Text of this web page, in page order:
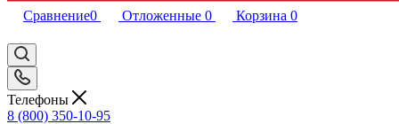
Сравнение0 Отложенные 0 Корзина 0
Телефоны
8 (800) 350-10-95